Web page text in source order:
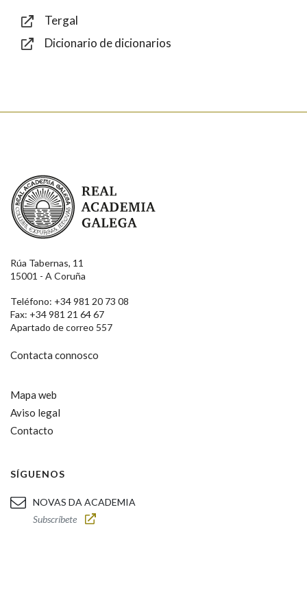
Tergal
Dicionario de dicionarios
Real Academia Galega
Rúa Tabernas, 11
15001 - A Coruña
Teléfono: +34 981 20 73 08
Fax: +34 981 21 64 67
Apartado de correo 557
Contacta connosco
Mapa web
Aviso legal
Contacto
SÍGUENOS
NOVAS DA ACADEMIA
Subscríbete